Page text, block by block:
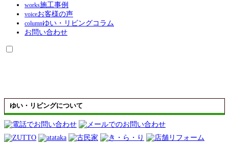
works施工事例
voiceお客様の声
columnゆい・リビングコラム
お問い合わせ
ゆい・リビングについて